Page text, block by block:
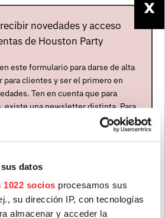
datos
1022 socios procesamos sus
su dirección IP, con tecnologías
almacenar y acceder la
de Alicante
Ver más
X
novedades y acceso
de Houston Party
este formulario para darse de alta
clientes y ser el primero en
Ten en cuenta que para
existe una newsletter distinta. Para
un mensaje a